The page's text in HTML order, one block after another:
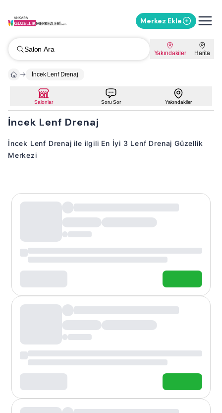
Merkez Ekle
Salon Ara Yakındakiler Harita
İncek Lenf Drenaj
Salonlar Soru Sor Yakındakiler
İncek Lenf Drenaj
İncek Lenf Drenaj ile ilgili En İyi 3 Lenf Drenaj Güzellik
Merkezi